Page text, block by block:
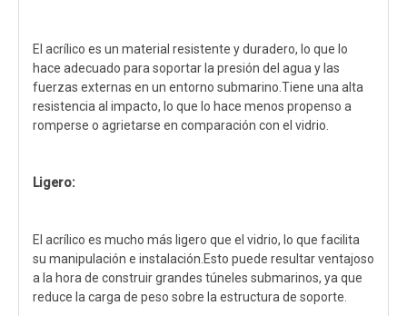
El acrílico es un material resistente y duradero, lo que lo
hace adecuado para soportar la presión del agua y las
fuerzas externas en un entorno submarino.Tiene una alta
resistencia al impacto, lo que lo hace menos propenso a
romperse o agrietarse en comparación con el vidrio.
Ligero:
El acrílico es mucho más ligero que el vidrio, lo que facilita
su manipulación e instalación.Esto puede resultar ventajoso
a la hora de construir grandes túneles submarinos, ya que
reduce la carga de peso sobre la estructura de soporte.